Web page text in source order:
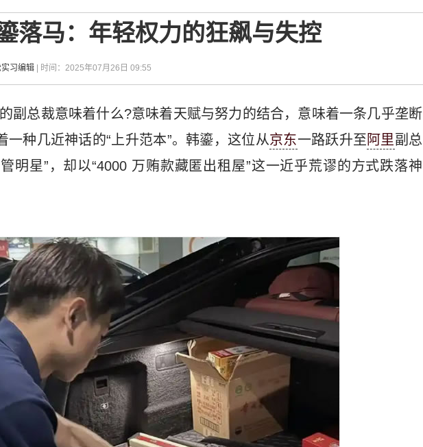
落马：年轻权力的狂飙与失控
习编辑 | 时间：2025年07月26日 09:55
副总裁意味着什么?意味着天赋与努力的结合，意味着一条几乎垄断
一种几近神话的“上升范本”。韩鎏，这位从京东一路跃升至 阿里副总
明星”，却以“4000 万贿款藏匿出租屋”这一近乎荒谬的方式跌落神